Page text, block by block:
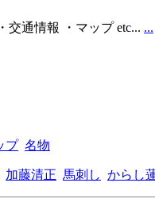
交通情報 ・マップ etc... ...
プ 名物
加藤清正 馬刺し からし